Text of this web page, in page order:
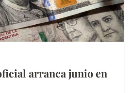
arranca junio en